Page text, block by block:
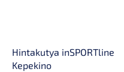
Hintakutya inSPORTline
Kepekino